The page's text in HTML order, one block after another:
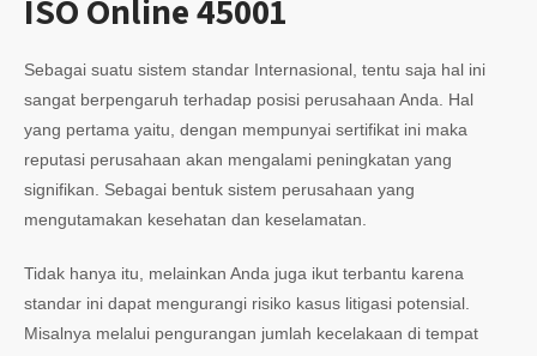
ISO Online 45001
Sebagai suatu sistem standar Internasional, tentu saja hal ini
sangat berpengaruh terhadap posisi perusahaan Anda. Hal
yang pertama yaitu, dengan mempunyai sertifikat ini maka
reputasi perusahaan akan mengalami peningkatan yang
signifikan. Sebagai bentuk sistem perusahaan yang
mengutamakan kesehatan dan keselamatan.
Tidak hanya itu, melainkan Anda juga ikut terbantu karena
standar ini dapat mengurangi risiko kasus litigasi potensial.
Misalnya melalui pengurangan jumlah kecelakaan di tempat